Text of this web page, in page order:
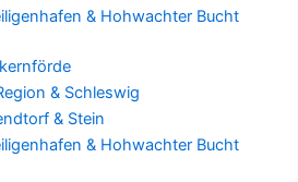
& Hohwachter Bucht
& Schleswig
& Stein
& Hohwachter Bucht